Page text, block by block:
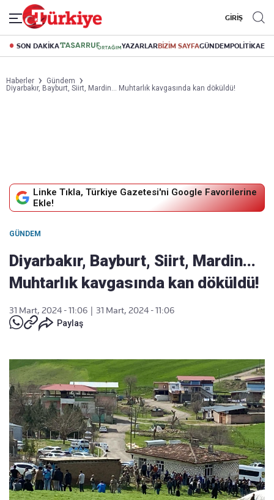
GİRİŞ
SON DAKİKA YAZARLARBİZİM SAYFAGÜNDEMPOLİTİKA
Haberler
Gündem
Diyarbakır, Bayburt, Siirt, Mardin... Muhtarlık kavgasında kan döküldü!
Linke Tıkla, Türkiye Gazetesi'ni Google Favorilerine
Ekle!
GÜNDEM
Diyarbakır, Bayburt, Siirt, Mardin...
Muhtarlık kavgasında kan döküldü!
31 Mart, 2024 - 11:06
31 Mart, 2024 - 11:06
Paylaş